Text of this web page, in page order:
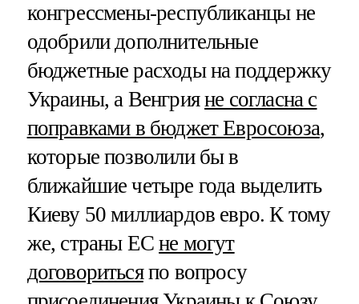
конгрессмены-республиканцы не
одобрили дополнительные
бюджетные расходы на поддержку
Украины, а Венгрияне согласна с
поправками в бюджет Евросоюза,
которые позволили бы в
ближайшие четыре года выделить
Киеву 50 миллиардов евро. К тому
же, страны ЕСне могут
договоритьсяпо вопросу